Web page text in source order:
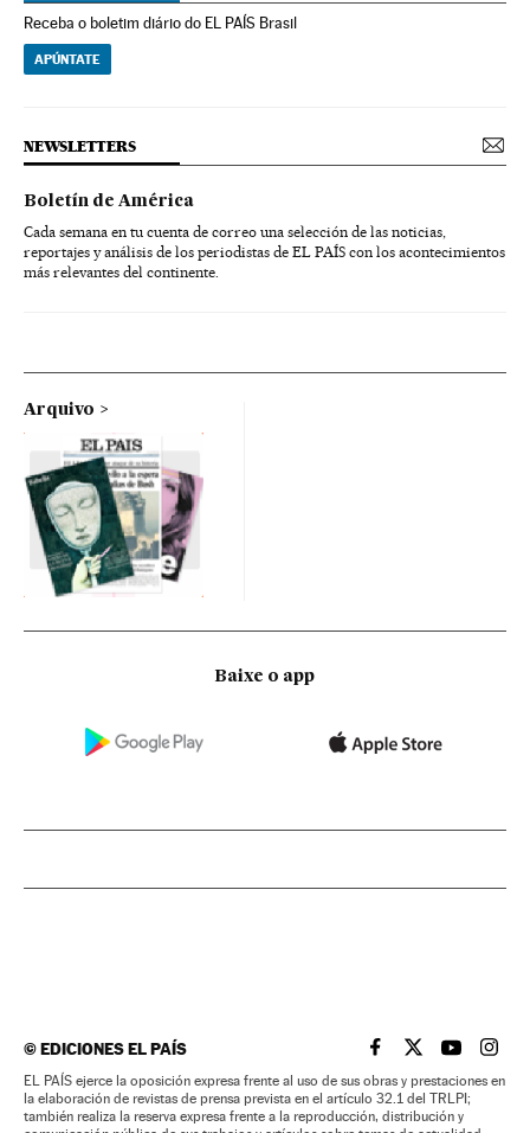
Receba o boletim diário do EL PAÍS Brasil
APÚNTATE
NEWSLETTERS
Boletín de América
Cada semana en tu cuenta de correo una selección de las noticias,
reportajes y análisis de los periodistas de EL PAÍS con los acontecimientos
más relevantes del continente.
Arquivo
Baixe o app
©EDICIONES EL PAÍS EL PAÍS BRASIL EN
EL PAÍSEL PAÍS
EL
EL PAÍS ejerce la oposición expresa frente al uso de sus obras y prestaciones en
la elaboración de revistas de prensa prevista en el artículo 32.1 del TRLPI;
también realiza la reserva expresa frente a la reproducción, distribución y